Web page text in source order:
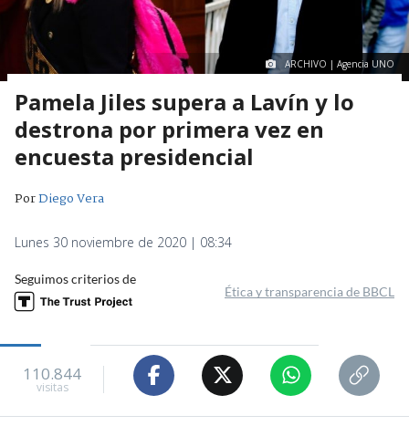
ARCHIVO | Agencia UNO
Pamela Jiles supera a Lavín y lo
destrona por primera vez en
encuesta presidencial
PorDiego Vera
Lunes 30 noviembre de 2020 | 08:34
Seguimos criterios de
Ética y transparencia de BBCL
110.844
visitas